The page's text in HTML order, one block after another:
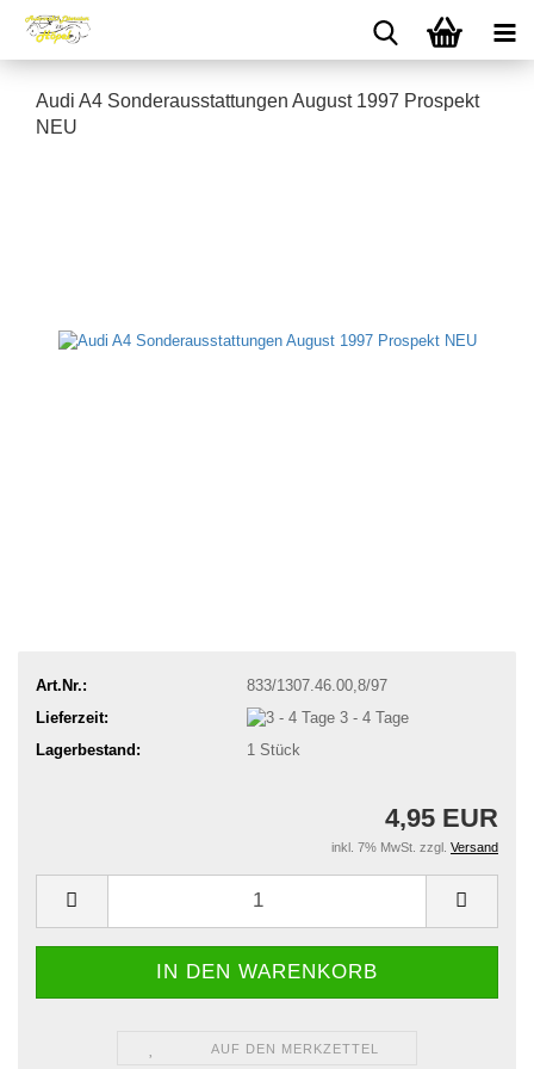
Audi A4 Sonderausstattungen August 1997 Prospekt
NEU
Art.Nr.:
833/1307.46.00,8/97
Lieferzeit:
3 - 4 Tage
Lagerbestand:
1 Stück
4,95 EUR
inkl. 7% MwSt. zzgl. Versand
AUF DEN MERKZETTEL